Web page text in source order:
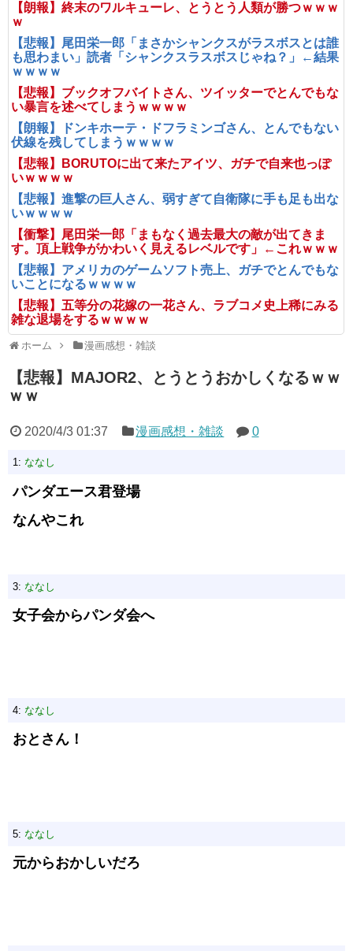
【朗報】終末のワルキューレ、とうとう人類が勝つｗｗｗ
ｗ
【悲報】尾田栄一郎「まさかシャンクスがラスボスとは誰
も思わまい」読者「シャンクスラスボスじゃね？」←結果
ｗｗｗｗ
【悲報】ブックオフバイトさん、ツイッターでとんでもな
い暴言を述べてしまうｗｗｗｗ
【朗報】ドンキホーテ・ドフラミンゴさん、とんでもない
伏線を残してしまうｗｗｗｗ
【悲報】BORUTOに出て来たアイツ、ガチで自来也っぽ
いｗｗｗｗ
【悲報】進撃の巨人さん、弱すぎて自衛隊に手も足も出な
いｗｗｗｗ
【衝撃】尾田栄一郎「まもなく過去最大の敵が出てきま
す。頂上戦争がかわいく見えるレベルです」←これｗｗｗ
【悲報】アメリカのゲームソフト売上、ガチでとんでもな
いことになるｗｗｗｗ
【悲報】五等分の花嫁の一花さん、ラブコメ史上稀にみる
雑な退場をするｗｗｗｗ
ホーム 漫画感想・雑談
【悲報】MAJOR2、とうとうおかしくなるｗｗ
ｗｗ
2020/4/3 01:37 漫画感想・雑談 0
1: ななし
パンダエース君登場
なんやこれ
3: ななし
女子会からパンダ会へ
4: ななし
おとさん！
5: ななし
元からおかしいだろ